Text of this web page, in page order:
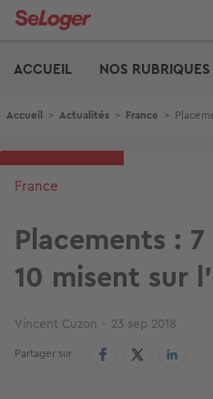
Aller
ACCUEIL
NOS RUBRIQUES
Fil d'Ariane
Accueil > Actualités > France >
France
Placements :
10 misent sur
Vincent Cuzon 23 sep 2018
Partager sur